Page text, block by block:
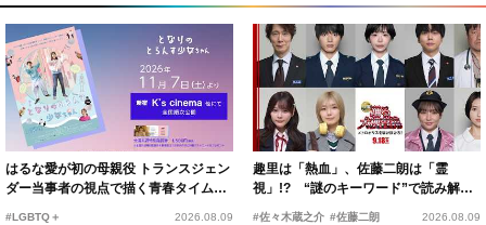
はるな愛が初の母親役 トランスジェン
ダー当事者の視点で描く青春タイムス
#LGBTQ＋ 2026.08.09
趣里は「熱血」、佐藤二朗は「霊
視」!? “謎のキーワード”で読み解く
『踊る大捜査線 N.E.W.』新メンバー
#佐々木蔵之介 #佐藤二朗 2026.08.09